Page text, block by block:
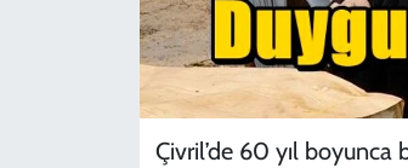
Çivril’de 60 yıl boyunca